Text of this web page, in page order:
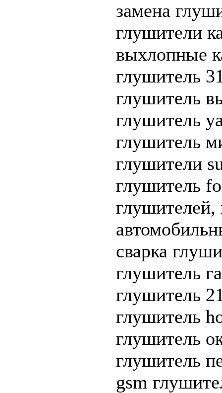
замена
глушители
выхлопные
глушитель
глушитель
глушитель
глушитель
глушители
глушитель
сварка
глушитель
глушитель
глушитель
глушитель
глушитель
gsm